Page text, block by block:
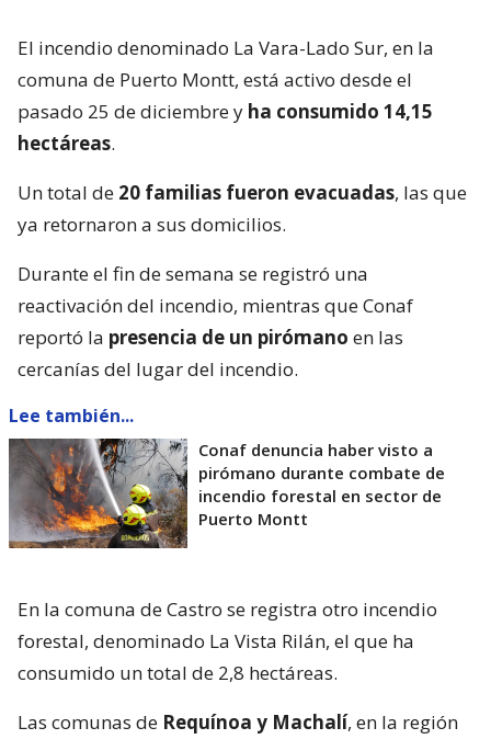
El incendio denominado La Vara-Lado Sur, en la
comuna de Puerto Montt, está activo desde el
pasado 25 de diciembre y ha consumido 14,15
hectáreas.
Un total de 20 familias fueron evacuadas, las que
ya retornaron a sus domicilios.
Durante el fin de semana se registró una
reactivación del incendio, mientras que Conaf
reportó la presencia de un pirómano en las
cercanías del lugar del incendio.
Lee también...
Conaf denuncia haber visto a
pirómano durante combate de
incendio forestal en sector de
Puerto Montt
En la comuna de Castro se registra otro incendio
forestal, denominado La Vista Rilán, el que ha
consumido un total de 2,8 hectáreas.
Las comunas de Requínoa y Machalí, en la región